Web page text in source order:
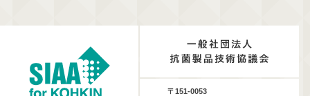
〒151-0053